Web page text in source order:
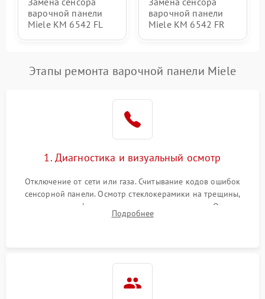
варочной панели
Miele KM 6542 FL
варочной панели
Miele KM 6542 FR
Этапы ремонта варочной панели Miele
1. Диагностика и визуальный осмотр
Отключение от сети или газа. Считывание кодов ошибок
сенсорной панели. Осмотр стеклокерамики на трещины,
проверка конфорок на равномерность нагрева. Опрос
клиента о симптомах (не включается, не видит посуду,
Подробнее